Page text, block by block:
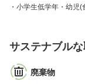
小学生低学年・幼児(
サステナブル
廃棄物